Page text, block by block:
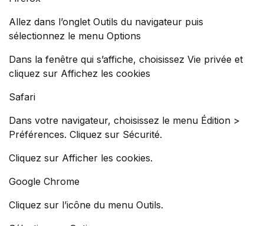
Allez dans l’onglet Outils du navigateur puis
sélectionnez le menu Options
Dans la fenêtre qui s’affiche, choisissez Vie privée et
cliquez sur Affichez les cookies
Safari
Dans votre navigateur, choisissez le menu Édition >
Préférences. Cliquez sur Sécurité.
Cliquez sur Afficher les cookies.
Google Chrome
Cliquez sur l’icône du menu Outils.